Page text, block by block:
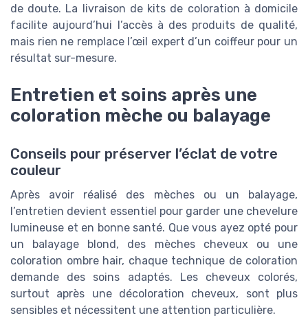
de doute. La livraison de kits de coloration à domicile
facilite aujourd’hui l’accès à des produits de qualité,
mais rien ne remplace l’œil expert d’un coiffeur pour un
résultat sur-mesure.
Entretien et soins après une
coloration mèche ou balayage
Conseils pour préserver l’éclat de votre
couleur
Après avoir réalisé des mèches ou un balayage,
l’entretien devient essentiel pour garder une chevelure
lumineuse et en bonne santé. Que vous ayez opté pour
un balayage blond, des mèches cheveux ou une
coloration ombre hair, chaque technique de coloration
demande des soins adaptés. Les cheveux colorés,
surtout après une décoloration cheveux, sont plus
sensibles et nécessitent une attention particulière.